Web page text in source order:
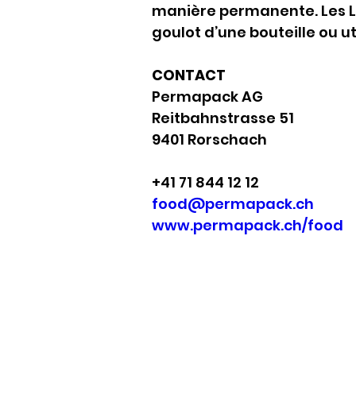
manière permanente. Les
goulot d’une bouteille ou
CONTACT
Permapack AG
Reitbahnstrasse 51
9401 Rorschach
+41 71 844 12 12
food@permapack.ch
www.permapack.ch/food